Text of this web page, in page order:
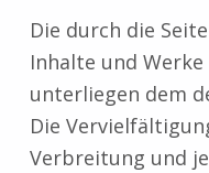
Die durch die
Inhalte und
unterliegen dem
Die
Verbreitung und